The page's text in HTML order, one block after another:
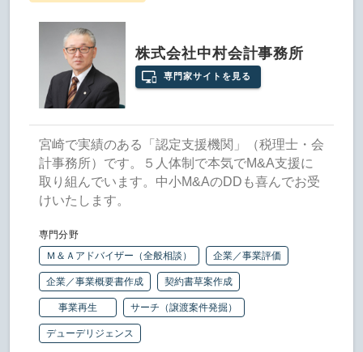
株式会社中村会計事務所
専門家サイトを見る
宮崎で実績のある「認定支援機関」（税理士・会
計事務所）です。５人体制で本気でM&A支援に
取り組んでいます。中小M&AのDDも喜んでお受
けいたします。
専門分野
Ｍ＆Ａアドバイザー（全般相談）
企業／事業評価
企業／事業概要書作成 契約書草案作成
事業再生 サーチ（譲渡案件発掘）
デューデリジェンス